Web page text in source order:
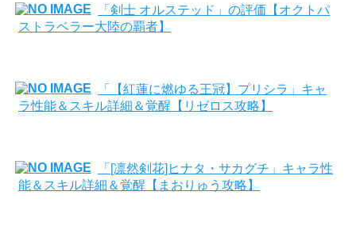
「剣士 オルステッド」の評価【オクトパ
ストラベラー大陸の覇者】
「【紅蓮に燃ゆる王冠】プリシラ」キャ
ラ性能＆スキル詳細＆覚醒【リゼロス攻略】
「[凛然剣花]ヒナタ・サカグチ」キャラ性
能＆スキル詳細＆覚醒【まおりゅう攻略】